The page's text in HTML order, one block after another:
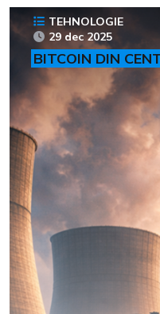
TEHNOLOGIE
29 dec 2025
BITCOIN DIN